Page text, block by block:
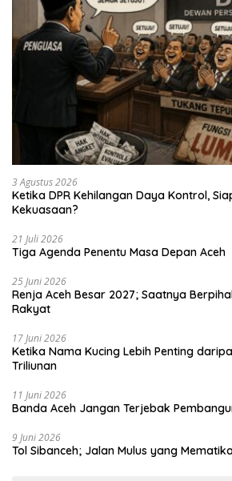
3 Agustus 2026
Ketika DPR Kehilangan Daya Kontrol,
Kekuasaan?
21 Juli 2026
Tiga Agenda Penentu Masa Depan Aceh
25 Juni 2026
Renja Aceh Besar 2027; Saatnya
Rakyat
17 Juni 2026
Ketika Nama Kucing Lebih Penting
Triliunan
11 Juni 2026
Banda Aceh Jangan Terjebak
9 Juni 2026
Tol Sibanceh; Jalan Mulus yang